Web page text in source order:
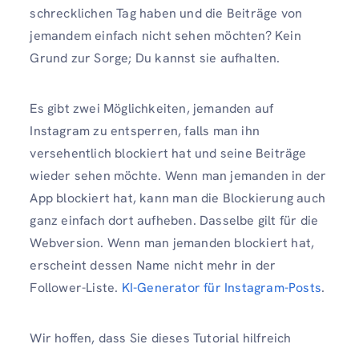
schrecklichen Tag haben und die Beiträge von
jemandem einfach nicht sehen möchten? Kein
Grund zur Sorge; Du kannst sie aufhalten.
Es gibt zwei Möglichkeiten, jemanden auf
Instagram zu entsperren, falls man ihn
versehentlich blockiert hat und seine Beiträge
wieder sehen möchte. Wenn man jemanden in der
App blockiert hat, kann man die Blockierung auch
ganz einfach dort aufheben. Dasselbe gilt für die
Webversion. Wenn man jemanden blockiert hat,
erscheint dessen Name nicht mehr in der
Follower-Liste. KI-Generator für Instagram-Posts.
Wir hoffen, dass Sie dieses Tutorial hilfreich